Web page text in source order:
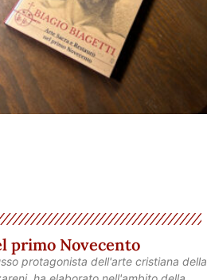
primo Novecento
protagonista dell'arte cristiana della